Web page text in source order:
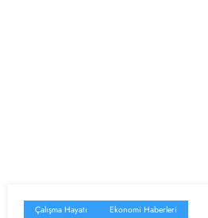
Çalışma Hayatı Ekonomi Haberleri